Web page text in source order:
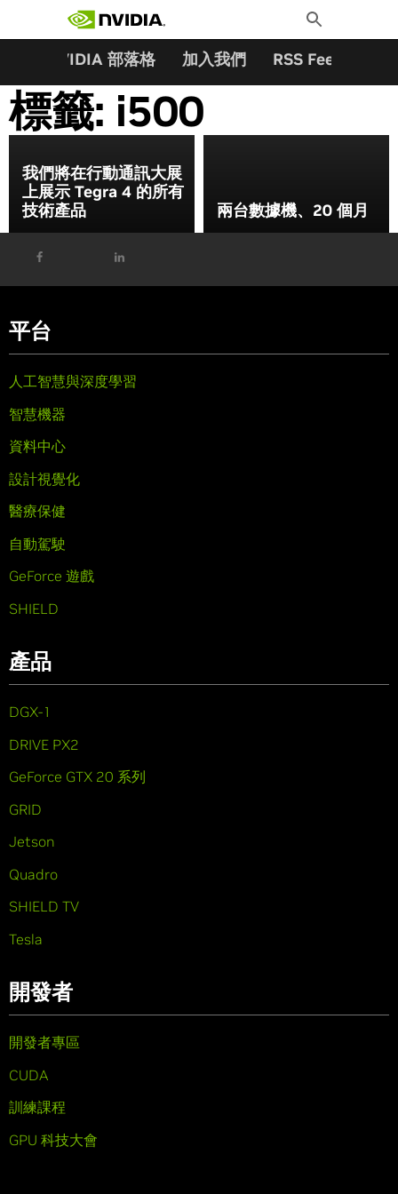
Toggle
Search
NVIDIA 部落格 加入我們 RSS Feeds
標籤: i500
我們將在行動通訊大展
上展示 Tegra 4 的所有
技術產品
兩台數據機、20 個月
平台
人工智慧與深度學習
智慧機器
資料中心
設計視覺化
醫療保健
自動駕駛
GeForce 遊戲
SHIELD
產品
DGX-1
DRIVE PX2
GeForce GTX 20 系列
GRID
Jetson
Quadro
SHIELD TV
Tesla
開發者
開發者專區
CUDA
訓練課程
GPU 科技大會